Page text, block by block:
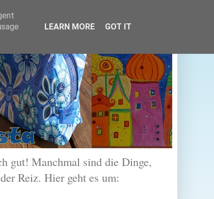
gut! Manchmal sind die Dinge,
Reiz. Hier geht es um:
LEARN MORE GOT IT